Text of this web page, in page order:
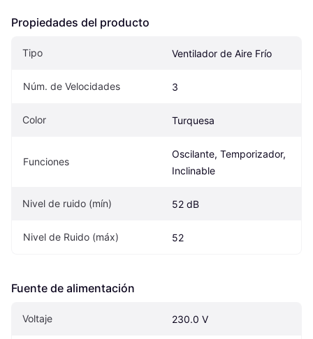
Propiedades del producto
Tipo Ventilador de Aire Frío
Núm. de Velocidades 3
Color Turquesa
Funciones
Oscilante, Temporizador,
Inclinable
Nivel de ruido (mín) 52 dB
Nivel de Ruido (máx) 52
Fuente de alimentación
Voltaje 230.0 V